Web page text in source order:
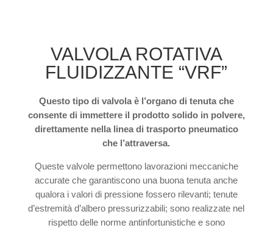
VALVOLA ROTATIVA
FLUIDIZZANTE “VRF”
Questo tipo di valvola è l’organo di tenuta che
consente di immettere il prodotto solido in polvere,
direttamente nella linea di trasporto pneumatico
che l’attraversa.
Queste valvole permettono lavorazioni meccaniche
accurate che garantiscono una buona tenuta anche
qualora i valori di pressione fossero rilevanti; tenute
d’estremità d’albero pressurizzabili; sono realizzate nel
rispetto delle norme antinfortunistiche e sono